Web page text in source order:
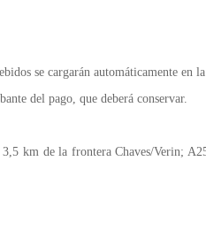
se cargarán automáticamente en
del pago, que deberá conservar.
km de la frontera Chaves/Verin;